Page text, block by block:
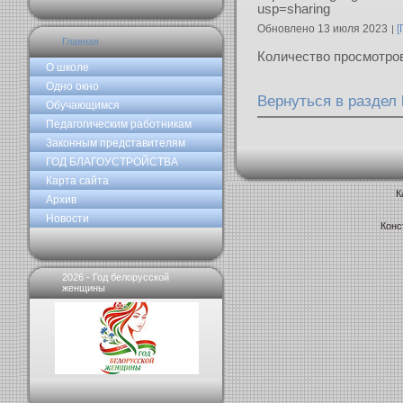
Главная
О школе
Одно окно
Обучающимся
Педагогическим работникам
Законным представителям
ГОД БЛАГОУСТРОЙСТВА
Карта сайта
Архив
Новости
2026 - Год белорусской
женщины
usp=sharing
Обновлено 13 июля 2023
Количество
Вернуться в раздел